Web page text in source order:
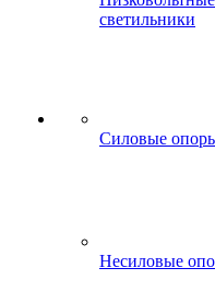
светильники
Силовые
Несиловые